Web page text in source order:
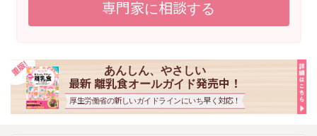
専門家に相談する
あんしん、やさしい
最新 離乳食オールガイド発売中！
厚生労働省の新しいガイドラインにいち早く対応！